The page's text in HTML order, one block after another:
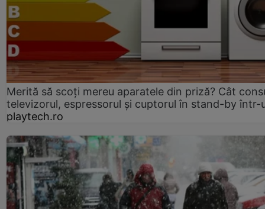
Merită să scoți mereu aparatele din priză? Cât
televizorul, espressorul și cuptorul în stand-by într-
playtech.ro